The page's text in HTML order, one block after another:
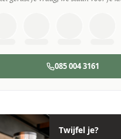
085 004 3161
Twijfel je?